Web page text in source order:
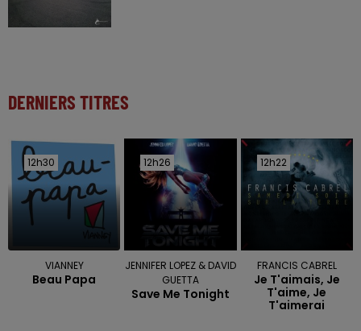
DERNIERS TITRES
12h30
12h30
VIANNEY
Beau Papa
12h26
12h26
JENNIFER LOPEZ & DAVID
GUETTA
Save Me Tonight
12h22
12h22
FRANCIS CABREL
Je T'aimais, Je
T'aime, Je
T'aimerai